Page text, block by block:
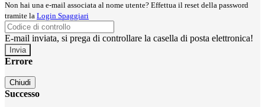
Non hai una e-mail associata al nome utente? Effettua il reset della password
tramite la Login Spaggiari
E-mail inviata, si prega di controllare la casella di posta elettronica!
Errore
Chiudi
Successo